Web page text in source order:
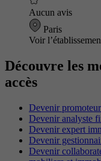
Aucun avis
Paris
Voir
Découvre les
accès
Devenir
Devenir analyste
Devenir expert
Devenir
Devenir